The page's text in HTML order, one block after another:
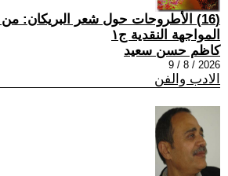
(16) الأطروحات حول شعر البريكان: من
المواجهة النقدية ج١
كاظم حسن سعيد
2026 / 8 / 9
الادب والفن